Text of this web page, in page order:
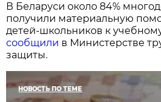
В Беларуси около 84%
получили материальную
детей-школьников к
сообщили в Министерстве
защиты.
НОВОСТЬ ПО ТЕМЕ